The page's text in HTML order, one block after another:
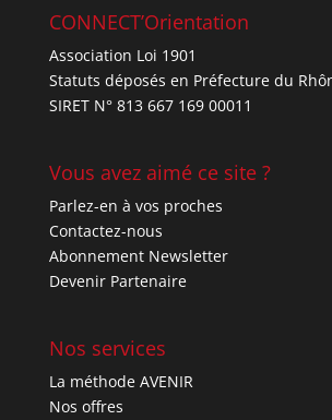
CONNECT’Orientation
Association Loi 1901
Statuts déposés en Préfecture du
SIRET N° 813 667 169 00011
Vous avez aimé ce site ?
Parlez-en à vos proches
Contactez-nous
Abonnement Newsletter
Devenir Partenaire
Nos services
La méthode AVENIR
Nos offres